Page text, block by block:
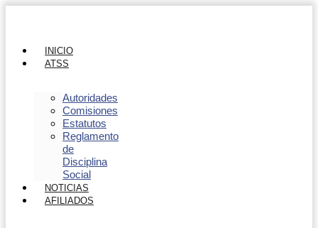
INICIO
ATSS
Autoridades
Comisiones
Estatutos
Reglamento
de
Disciplina
Social
NOTICIAS
AFILIADOS